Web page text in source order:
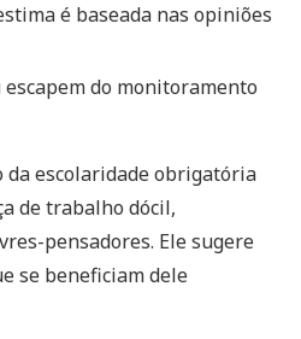
é baseada nas opiniões
do monitoramento
da escolaridade obrigatória
de trabalho dócil,
pensadores. Ele sugere
se beneficiam dele